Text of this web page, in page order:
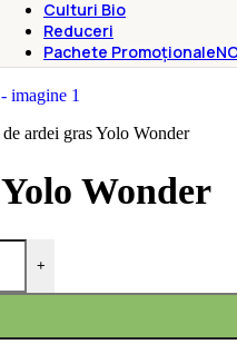
Culturi Bio
Reduceri
Pachete Promoționale
de ardei gras Yolo Wonder
Wonder
+